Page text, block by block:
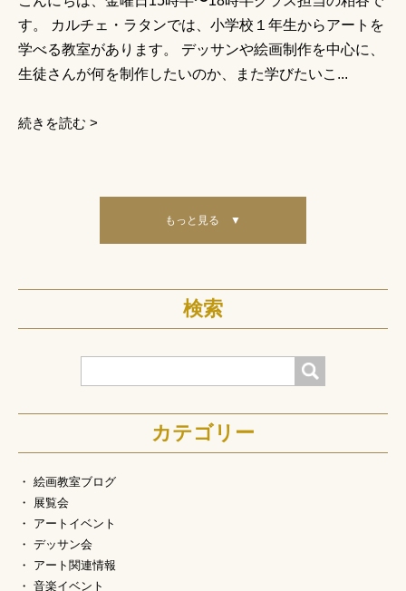
す。 カルチェ・ラタンでは、小学校１年生からアートを
学べる教室があります。 デッサンや絵画制作を中心に、
生徒さんが何を制作したいのか、また学びたいこ...
続きを読む >
もっと見る ▼
検索
検索
カテゴリー
絵画教室ブログ
展覧会
アートイベント
デッサン会
アート関連情報
音楽イベント